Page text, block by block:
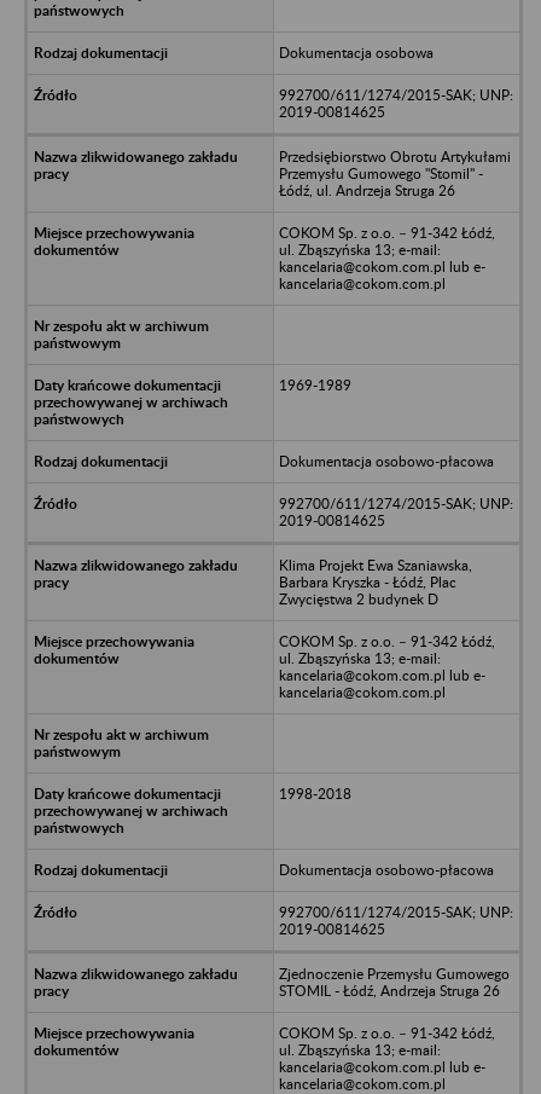
Dokumentacja osobowa
992700/611/1274/2015-SAK; UNP:
2019-00814625
Przedsiębiorstwo Obrotu Artykułami
Przemysłu Gumowego "Stomil" -
Łódź, ul. Andrzeja Struga 26
COKOM Sp. z o.o. – 91-342 Łódź,
ul. Zbąszyńska 13; e-mail:
kancelaria@cokom.com.pl lub e-
kancelaria@cokom.com.pl
1969-1989
Dokumentacja osobowo-płacowa
992700/611/1274/2015-SAK; UNP:
2019-00814625
Klima Projekt Ewa Szaniawska,
Barbara Kryszka - Łódź, Plac
Zwycięstwa 2 budynek D
COKOM Sp. z o.o. – 91-342 Łódź,
ul. Zbąszyńska 13; e-mail:
kancelaria@cokom.com.pl lub e-
kancelaria@cokom.com.pl
1998-2018
Dokumentacja osobowo-płacowa
992700/611/1274/2015-SAK; UNP:
2019-00814625
Zjednoczenie Przemysłu Gumowego
STOMIL - Łódź, Andrzeja Struga 26
COKOM Sp. z o.o. – 91-342 Łódź,
ul. Zbąszyńska 13; e-mail:
kancelaria@cokom.com.pl lub e-
kancelaria@cokom.com.pl